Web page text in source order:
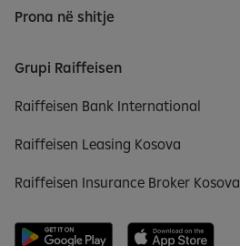
Prona në shitje
Grupi Raiffeisen
Raiffeisen Bank International
Raiffeisen Leasing Kosova
Raiffeisen Insurance Broker Kosova